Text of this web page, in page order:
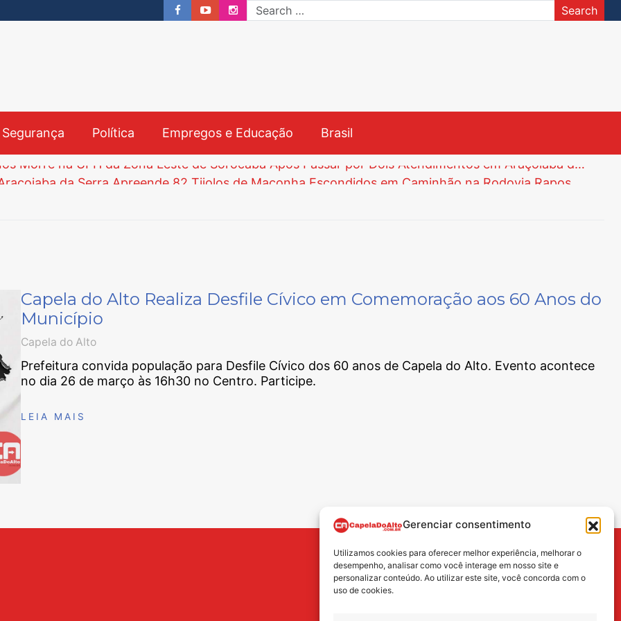
Gerenciar consentimento
Utilizamos cookies para oferecer melhor experiência, melhorar o
desempenho, analisar como você interage em nosso site e
personalizar conteúdo. Ao utilizar este site, você concorda com o
uso de cookies.
Search
Política Empregos e Educação Brasil
Menina de 8 Anos Morre na UPH da Zona Leste de Sorocaba Após Passar por Dois Atendimentos em Araçoiaba da Serra
Processo Seletivo para Agentes Ambientais em São Sebastião e Iperó
Capela do Alto Realiza Desfile Cívico em Comemoração aos 60 Anos do
Município
Capela do Alto
Prefeitura convida população para Desfile Cívico dos 60 anos de Capela do Alto. Evento acontece
no dia 26 de março às 16h30 no Centro. Participe.
LEIA MAIS
BUSCA